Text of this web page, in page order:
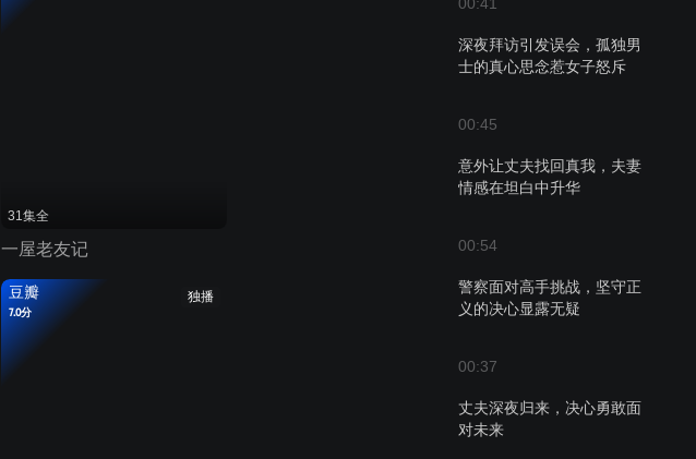
深夜拜访引发误会，孤独男
士的真心思念惹女子怒斥
00:45
意外让丈夫找回真我，夫妻
情感在坦白中升华
00:54
警察面对高手挑战，坚守正
义的决心显露无疑
00:37
丈夫深夜归来，决心勇敢面
对未来
31集全
一屋老友记
独播
豆瓣
7.0分